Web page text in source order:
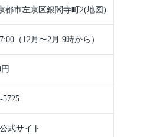
都市左京区銀閣寺町2(地図)
（12月〜2月 9時から）
5725
式サイト